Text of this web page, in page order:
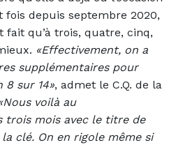
depuis septembre 2020,
fait qu’à trois, quatre, cinq,
«Effectivement, on a
supplémentaires pour
8 sur 14», admet le C.Q. de la
voilà au
trois mois avec le titre de
clé. On en rigole même si